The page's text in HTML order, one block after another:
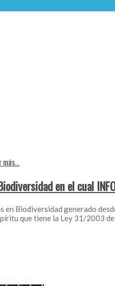
más...
en el cual
Biodiversidad generado
que tiene la Ley 31/2003